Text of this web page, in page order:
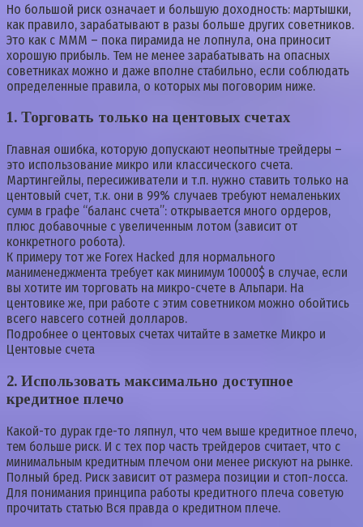
Но большой риск означает и большую доходность: мартышки,
как правило, зарабатывают в разы больше других советников.
Это как с МММ – пока пирамида не лопнула, она приносит
хорошую прибыль. Тем не менее зарабатывать на опасных
советниках можно и даже вполне стабильно, если соблюдать
определенные правила, о которых мы поговорим ниже.
1. Торговать только на центовых счетах
Главная ошибка, которую допускают неопытные трейдеры –
это использование микро или классического счета.
Мартингейлы, пересиживатели и т.п. нужно ставить только на
центовый счет, т.к. они в 99% случаев требуют немаленьких
сумм в графе “баланс счета”: открывается много ордеров,
плюс добавочные с увеличенным лотом (зависит от
конкретного робота).
К примеру тот же Forex Hacked для нормального
манименеджмента требует как минимум 10000$ в случае, если
вы хотите им торговать на микро-счете в Альпари. На
центовике же, при работе с этим советником можно обойтись
всего навсего сотней долларов.
Подробнее о центовых счетах читайте в заметке Микро и
Центовые счета
2. Использовать максимально доступное
кредитное плечо
Какой-то дурак где-то ляпнул, что чем выше кредитное плечо,
тем больше риск. И с тех пор часть трейдеров считает, что с
минимальным кредитным плечом они менее рискуют на рынке.
Полный бред. Риск зависит от размера позиции и стоп-лосса.
Для понимания принципа работы кредитного плеча советую
прочитать статью Вся правда о кредитном плече.